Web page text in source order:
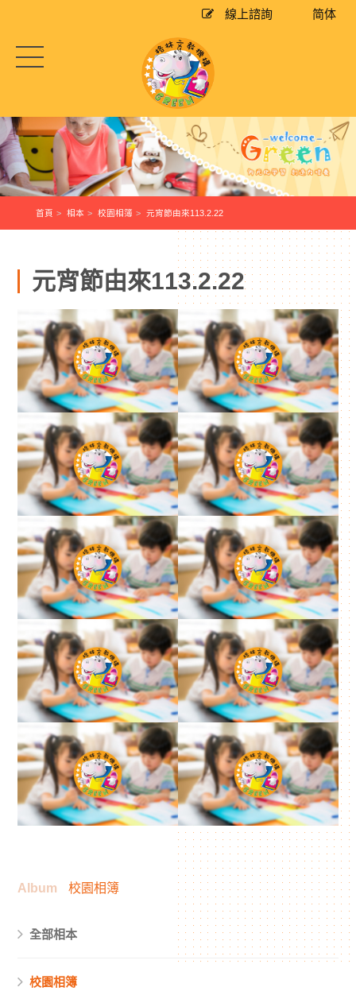
線上諮詢 简体
首頁 相本 校園相簿 元宵節由來113.2.22
元宵節由來113.2.22
Album 校園相簿
全部相本
校園相簿